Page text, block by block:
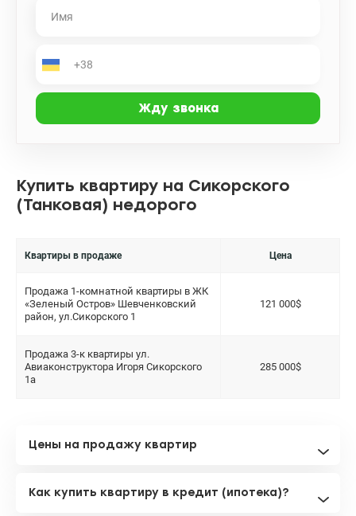
Купить квартиру на Сикорского
(Танковая) недорого
Квартиры в продаже Цена
Продажа 1-комнатной квартиры в ЖК
«Зеленый Остров» Шевченковский
район, ул.Сикорского 1
121 000$
Продажа 3-к квартиры ул.
Авиаконструктора Игоря Сикорского
1а
285 000$
Цены на продажу квартир
Как купить квартиру в кредит (ипотека)?